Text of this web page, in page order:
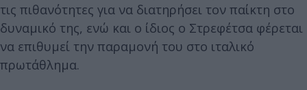
τις πιθανότητες για να διατηρήσει τον παίκτη στο
δυναμικό της, ενώ και ο ίδιος ο Στρεφέτσα φέρεται
να επιθυμεί την παραμονή του στο ιταλικό
πρωτάθλημα.